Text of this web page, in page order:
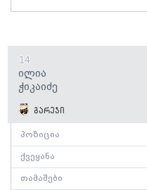
14
Ილია
Ჭიკაიძე
გარეჯი
პოზიცია
ქვეყანა
თამაშები